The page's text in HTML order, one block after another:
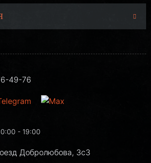
49-76
- 19:00
Добролюбова, 3с3